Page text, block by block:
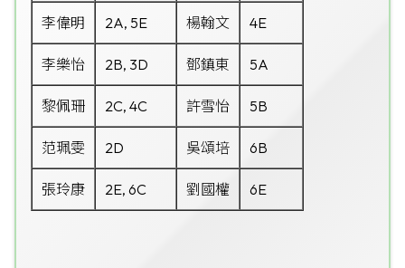
李偉明 2A, 5E 楊翰文 4E
李樂怡 2B, 3D 鄧鎮東 5A
黎佩珊 2C, 4C 許雪怡 5B
范珮雯 2D 吳頌培 6B
張玲康 2E, 6C 劉國權 6E